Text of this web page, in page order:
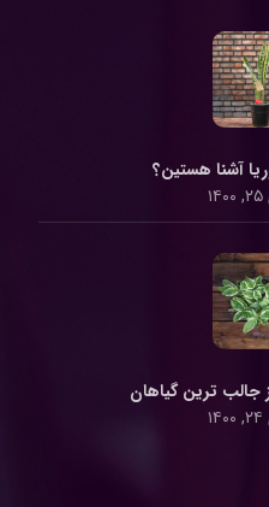
آشنا هستین؟
جالب ترین گیاهان